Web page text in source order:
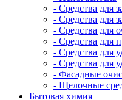
- Средства для
- Средства для
- Средства для
- Средства для
- Средства для
- Средства для
- Фасадные
- Щелочные
Бытовая химия